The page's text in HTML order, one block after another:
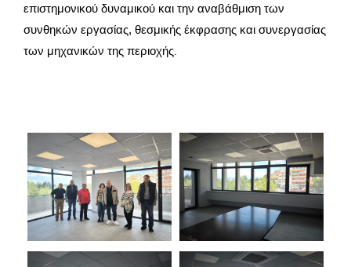
επιστημονικού δυναμικού και την αναβάθμιση των
συνθηκών εργασίας, θεσμικής έκφρασης και συνεργασίας
των μηχανικών της περιοχής